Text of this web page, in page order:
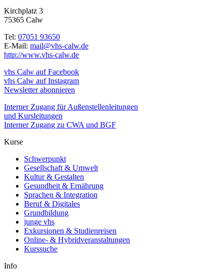
Kirchplatz 3
75365 Calw
Tel: 07051 93650
E-Mail: mail@vhs-calw.de
http://www.vhs-calw.de
vhs Calw auf Facebook
vhs Calw auf Instagram
Newsletter abonnieren
Interner Zugang für Außenstellenleitungen
und Kursleitungen
Interner Zugang zu CWA und BGF
Kurse
Schwerpunkt
Gesellschaft & Umwelt
Kultur & Gestalten
Gesundheit & Ernährung
Sprachen & Integration
Beruf & Digitales
Grundbildung
junge vhs
Exkursionen & Studienreisen
Online- & Hybridveranstaltungen
Kurssuche
Info